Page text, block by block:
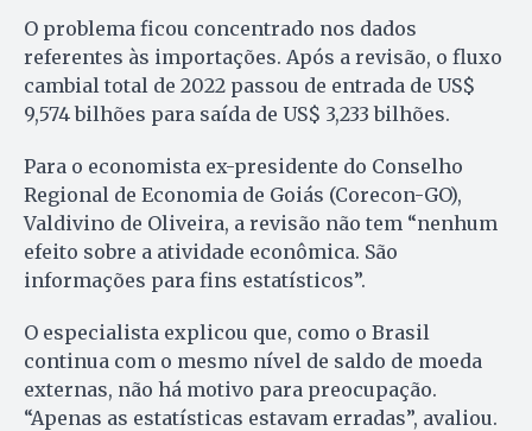
O problema ficou concentrado nos dados
referentes às importações. Após a revisão, o fluxo
cambial total de 2022 passou de entrada de US$
9,574 bilhões para saída de US$ 3,233 bilhões.
Para o economista ex-presidente do Conselho
Regional de Economia de Goiás (Corecon-GO),
Valdivino de Oliveira, a revisão não tem “nenhum
efeito sobre a atividade econômica. São
informações para fins estatísticos”.
O especialista explicou que, como o Brasil
continua com o mesmo nível de saldo de moeda
externas, não há motivo para preocupação.
“Apenas as estatísticas estavam erradas”, avaliou.